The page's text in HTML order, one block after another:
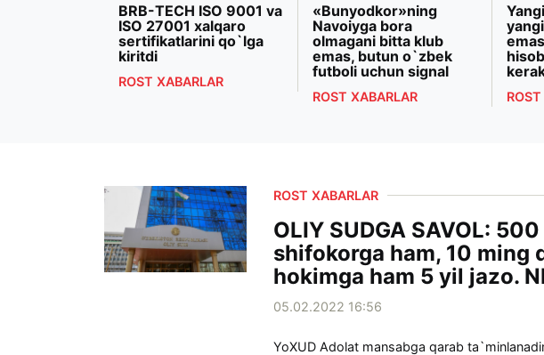
BRB-TECH ISO 9001 va
ISO 27001 xalqaro
sertifikatlarini qo`lga
kiritdi
ROST XABARLAR
«Bunyodkor»ning
Navoiyga bora
olmagani bitta klub
emas, butun o`zbek
futboli uchun signal
ROST XABARLAR
ROST XABARLAR
OLIY SUDGA SAVOL:
shifokorga ham, 10 ming
hokimga ham 5 yil jazo.
05.02.2022 16:56
YoXUD Adolat mansabga qarab